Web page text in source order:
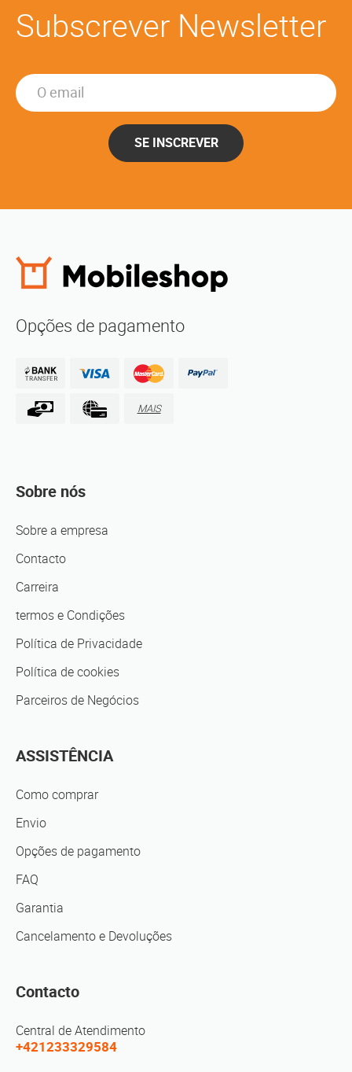
Subscrever Newsletter
SE INSCREVER
Opções de pagamento
MAIS
Sobre nós
Sobre a empresa
Contacto
Carreira
termos e Condições
Política de Privacidade
Política de cookies
Parceiros de Negócios
ASSISTÊNCIA
Como comprar
Envio
Opções de pagamento
FAQ
Garantia
Cancelamento e Devoluções
Contacto
Central de Atendimento
+421233329584